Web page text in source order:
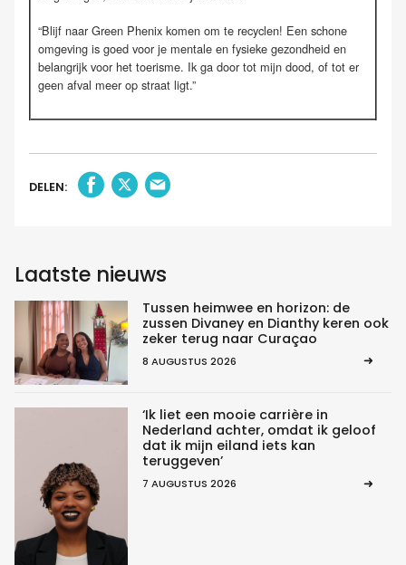
“Blijf naar Green Phenix komen om te recyclen! Een schone
omgeving is goed voor je mentale en fysieke gezondheid en
belangrijk voor het toerisme. Ik ga door tot mijn dood, of tot er
geen afval meer op straat ligt.”
DELEN:
Laatste nieuws
Tussen heimwee en horizon: de
zussen Divaney en Dianthy keren ook
zeker terug naar Curaçao
8 AUGUSTUS 2026
‘Ik liet een mooie carrière in
Nederland achter, omdat ik geloof
dat ik mijn eiland iets kan
teruggeven’
7 AUGUSTUS 2026